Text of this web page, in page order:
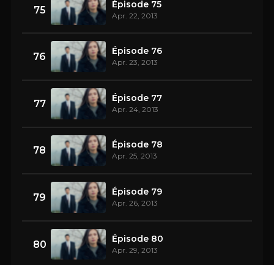
75 Épisode 75
Apr. 22, 2013
76 Épisode 76
Apr. 23, 2013
77 Épisode 77
Apr. 24, 2013
78 Épisode 78
Apr. 25, 2013
79 Épisode 79
Apr. 26, 2013
80 Épisode 80
Apr. 29, 2013